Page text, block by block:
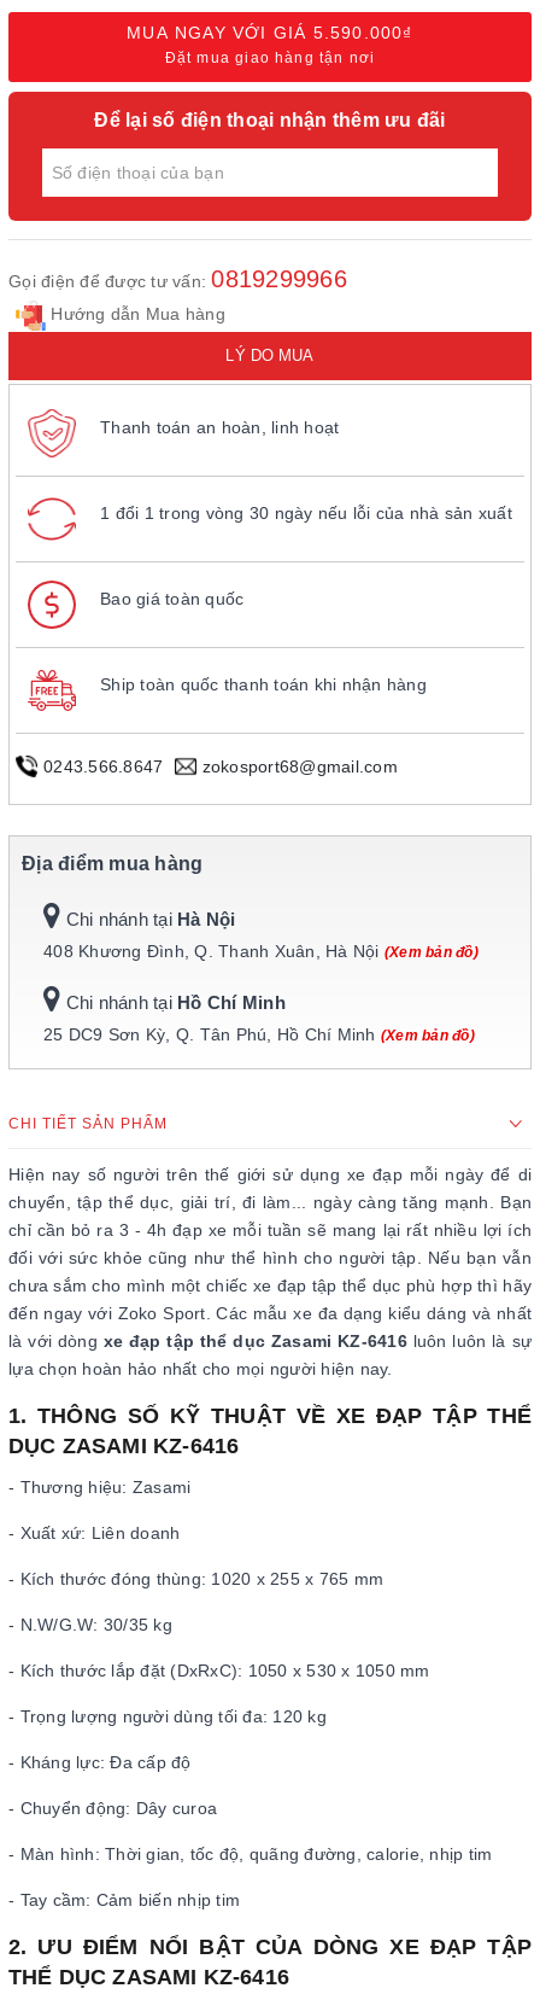
MUA NGAY VỚI GIÁ 5.590.000₫
Đặt mua giao hàng tận nơi
Để lại số điện thoại nhận thêm ưu đãi
Gọi điện để được tư vấn:0819299966
Hướng dẫn Mua hàng
LÝ DO MUA
Thanh toán an hoàn, linh hoạt
1 đổi 1 trong vòng 30 ngày nếu lỗi của nhà sản xuất
Bao giá toàn quốc
Ship toàn quốc thanh toán khi nhận hàng
0243.566.8647 zokosport68@gmail.com
Địa điểm mua hàng
Chi nhánh tại Hà Nội
408 Khương Đình, Q. Thanh Xuân, Hà Nội (Xem bản đồ)
Chi nhánh tại Hồ Chí Minh
25 DC9 Sơn Kỳ, Q. Tân Phú, Hồ Chí Minh (Xem bản đồ)
CHI TIẾT SẢN PHẨM
Hiện nay số người trên thế giới sử dụng xe đạp mỗi ngày để di
chuyển, tập thể dục, giải trí, đi làm... ngày càng tăng mạnh. Bạn
chỉ cần bỏ ra 3 - 4h đạp xe mỗi tuần sẽ mang lại rất nhiều lợi ích
đối với sức khỏe cũng như thể hình cho người tập. Nếu bạn vẫn
chưa sắm cho mình một chiếc xe đạp tập thể dục phù hợp thì hãy
đến ngay với Zoko Sport. Các mẫu xe đa dạng kiểu dáng và nhất
là với dòng xe đạp tập thể dục Zasami KZ-6416luôn luôn là sự
lựa chọn hoàn hảo nhất cho mọi người hiện nay.
1. THÔNG SỐ KỸ THUẬT VỀ XE ĐẠP TẬP THỂ
DỤC ZASAMI KZ-6416
- Thương hiệu: Zasami
- Xuất xứ: Liên doanh
- Kích thước đóng thùng: 1020 x 255 x 765 mm
- N.W/G.W: 30/35 kg
- Kích thước lắp đặt (DxRxC): 1050 x 530 x 1050 mm
- Trọng lượng người dùng tối đa: 120 kg
- Kháng lực: Đa cấp độ
- Chuyển động: Dây curoa
- Màn hình: Thời gian, tốc độ, quãng đường, calorie, nhịp tim
- Tay cầm: Cảm biến nhịp tim
2. ƯU ĐIỂM NỔI BẬT CỦA DÒNG XE ĐẠP TẬP
THỂ DỤC ZASAMI KZ-6416